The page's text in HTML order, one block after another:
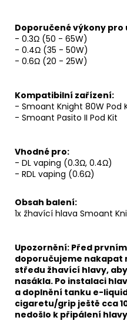
Doporučené výkony pro
- 0.3Ω (50 - 65W)
- 0.4Ω (35 - 50W)
- 0.6Ω (20 - 25W)
Kompatibilní zařízení:
- Smoant Knight 80W Pod
- Smoant Pasito II Pod Kit
Vhodné pro:
- DL vaping (0.3Ω, 0.4Ω)
- RDL vaping (0.6Ω)
Obsah balení:
1x žhavící hlava Smoant
Upozornění: Před
doporučujeme nakapat
středu žhavící hlavy,
nasákla. Po instalaci
a doplnění tanku e-
cigaretu/grip ještě cca
nedošlo k připálení